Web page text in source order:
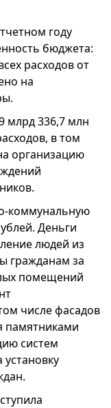
году
бюджета:
расходов от
на
млрд 336,7 млн
в том
организацию
коммунальную
Деньги
людей из
гражданам за
помещений
числе фасадов
памятниками
систем